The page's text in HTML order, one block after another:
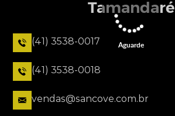
Tamandaré
(41) 3538-0017
(41) 3538-0018
vendas@sancove.com.br
Aguarde